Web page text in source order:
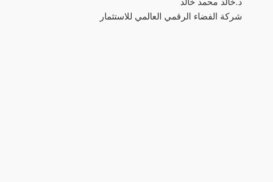
د.خالد محمد خالد
شركة الفضاء الرقمي العالمي للاستثمار